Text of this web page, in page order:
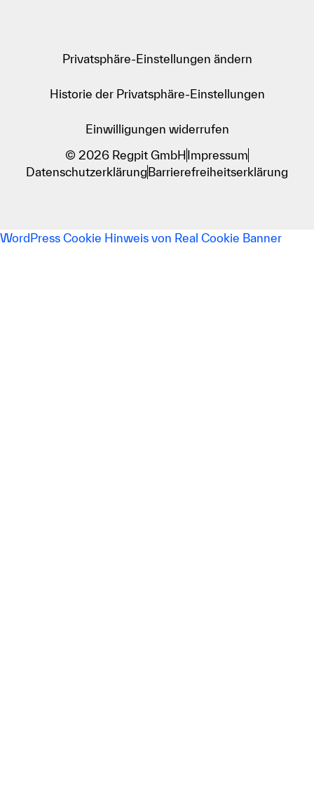
Privatsphäre-Einstellungen ändern
Historie der Privatsphäre-Einstellungen
Einwilligungen widerrufen
© 2026 Regpit GmbHImpressum
DatenschutzerklärungBarrierefreiheitserklärung
WordPress Cookie Hinweis von Real Cookie Banner